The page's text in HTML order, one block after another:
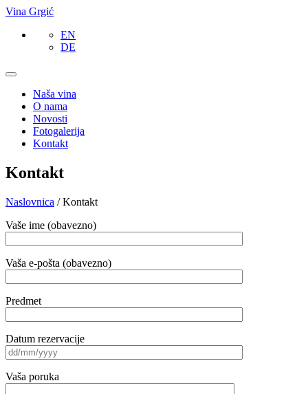
Vina Grgić
EN
DE
Naša vina
O nama
Novosti
Fotogalerija
Kontakt
Kontakt
Naslovnica / Kontakt
Vaše ime (obavezno)
Vaša e-pošta (obavezno)
Predmet
Datum rezervacije
Vaša poruka